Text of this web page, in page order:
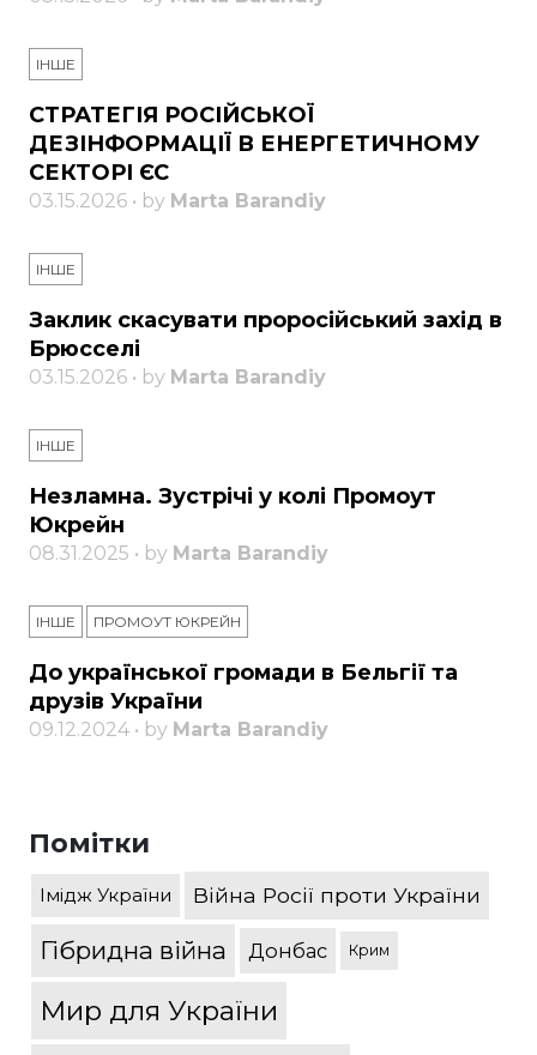
ІНШЕ
СТРАТЕГІЯ РОСІЙСЬКОЇ
ДЕЗІНФОРМАЦІЇ В ЕНЕРГЕТИЧНОМУ
СЕКТОРІ ЄС
03.15.2026 • by Marta Barandiy
ІНШЕ
Заклик скасувати проросійський захід в
Брюсселі
03.15.2026 • by Marta Barandiy
ІНШЕ
Незламна. Зустрічі у колі Промоут
Юкрейн
08.31.2025 • by Marta Barandiy
ІНШЕ ПРОМОУТ ЮКРЕЙН
До української громади в Бельгії та
друзів України
09.12.2024 • by Marta Barandiy
Помітки
Імідж України Війна Росії проти України
Гібридна війна Донбас Крим
Мир для України